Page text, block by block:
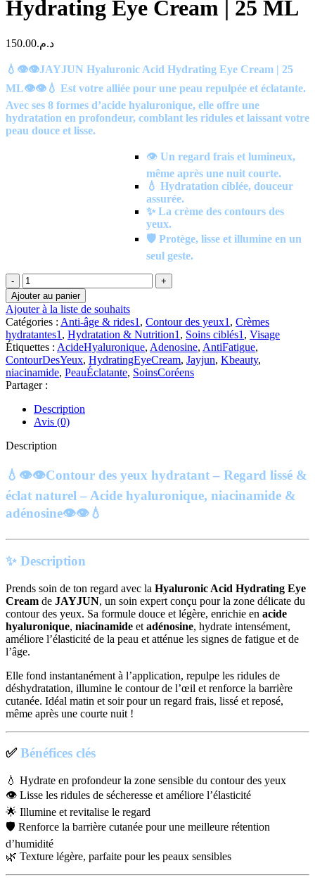
Hydrating Eye Cream | 25 ML
د.م.150.00
💧👁️👁️JAYJUN Hyaluronic Acid Hydrating Eye Cream | 25
ML👁️👁️💧 Est votre alliée pour une peau repulpée et éclatante.
Avec ses 8 formes d’acide hyaluronique, elle offre une
hydratation en profondeur, comblant les ridules et laissant votre
peau douce et lisse.
👁️ Un regard frais et lumineux,
même après une nuit courte.
💧 Hydratation ciblée, douceur
assurée.
✨ La crème des contours des
yeux.
🛡️ Protège, lisse et illumine en un
seul geste.
quantité
de
JAYJUN
Hyaluronic
Acid
Hydrating
Eye
Cream
|
25
ML
Ajouter au panier
Ajouter à la liste de souhaits
Catégories : Anti-âge & rides1 , Contour des yeux1 , Crèmes
hydratantes1 , Hydratation & Nutrition1 , Soins ciblés1 , Visage
Étiquettes : AcideHyaluronique, Adenosine, AntiFatigue,
ContourDesYeux, HydratingEyeCream, Jayjun, Kbeauty,
niacinamide, PeauÉclatante, SoinsCoréens
Partager :
Description
Avis (0)
Description
💧👁️👁️Contour des yeux hydratant – Regard lissé &
éclat naturel – Acide hyaluronique, niacinamide &
adénosine👁️👁️💧
✨ Description
Prends soin de ton regard avec la Hyaluronic Acid Hydrating Eye
Cream de JAYJUN, un soin expert conçu pour la zone délicate du
contour des yeux. Sa formule douce et légère, enrichie en acide
hyaluronique, niacinamide et adénosine, hydrate intensément,
améliore l’élasticité de la peau et atténue les signes de fatigue et de
l’âge.
Elle fond instantanément à l’application, repulpe les ridules de
déshydratation, illumine le contour de l’œil et renforce la barrière
cutanée. Idéal matin et soir pour un regard frais, lissé et reposé,
même après une courte nuit !
✅Bénéfices clés
💧 Hydrate en profondeur la zone sensible du contour des yeux
👁️ Lisse les ridules de sécheresse et améliore l’élasticité
🌟 Illumine et revitalise le regard
🛡️ Renforce la barrière cutanée pour une meilleure rétention
d’humidité
🌿 Texture légère, parfaite pour les peaux sensibles